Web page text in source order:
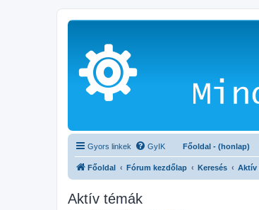
Gyors linkek GyIK Főoldal - (honlap)
Főoldal Fórum kezdőlap Keresés Aktív
Aktív témák